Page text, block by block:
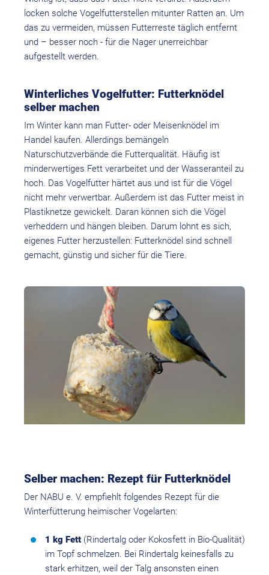
locken solche Vogelfutterstellen mitunter Ratten an. Um
das zu vermeiden, müssen Futterreste täglich entfernt
und – besser noch - für die Nager unerreichbar
aufgestellt werden.
Winterliches Vogelfutter: Futterknödel
selber machen
Im Winter kann man Futter- oder Meisenknödel im
Handel kaufen. Allerdings bemängeln
Naturschutzverbände die Futterqualität. Häufig ist
minderwertiges Fett verarbeitet und der Wasseranteil zu
hoch. Das Vogelfutter härtet aus und ist für die Vögel
nicht mehr verwertbar. Außerdem ist das Futter meist in
Plastiknetze gewickelt. Daran können sich die Vögel
verheddern und hängen bleiben. Darum lohnt es sich,
eigenes Futter herzustellen: Futterknödel sind schnell
gemacht, günstig und sicher für die Tiere.
Selber machen: Rezept für Futterknödel
Der NABU e. V. empfiehlt folgendes Rezept für die
Winterfütterung heimischer Vogelarten:
1 kg Fett (Rindertalg oder Kokosfett in Bio-Qualität)
im Topf schmelzen. Bei Rindertalg keinesfalls zu
stark erhitzen, weil der Talg ansonsten einen